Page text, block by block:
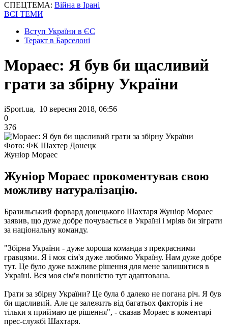
СПЕЦТЕМА: Війна в Ірані
ВСІ ТЕМИ
Вступ України в ЄС
Теракт в Барселоні
Мораес: Я був би щасливий
грати за збірну України
iSport.ua, 10 вересня 2018, 06:56
0
376
Фото: ФК Шахтер Донецк
Жуніор Мораес
Жуніор Мораес прокоментував свою
можливу натуралізацію.
Бразильський форвард донецького Шахтаря Жуніор Мораес
заявив, що дуже добре почувається в Україні і мріяв би зіграти
за національну команду.
"Збірна України - дуже хороша команда з прекрасними
гравцями. Я і моя сім'я дуже любимо Україну. Нам дуже добре
тут. Це було дуже важливе рішення для мене залишитися в
Україні. Вся моя сім'я повністю тут адаптована.
Грати за збірну України? Це була б далеко не погана річ. Я був
би щасливий. Але це залежить від багатьох факторів і не
тільки я приймаю це рішення", - сказав Мораес в коментарі
прес-службі Шахтаря.